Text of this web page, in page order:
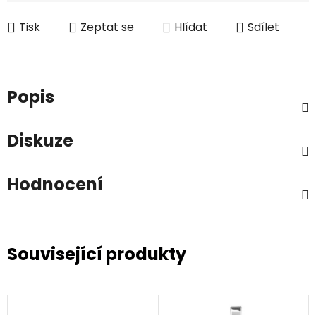
Tisk Zeptat se Hlídat Sdílet
Popis
Diskuze
Hodnocení
Související produkty